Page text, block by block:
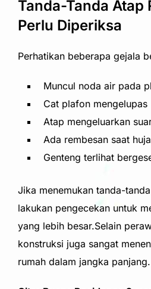
Tanda-Tanda Atap
Perlu Diperiksa
Perhatikan beberapa gejala
Muncul noda air pada
Cat plafon mengelupas
Atap mengeluarkan
Ada rembesan saat
Genteng terlihat
Jika menemukan tanda-
lakukan pengecekan untuk
yang lebih besar.Selain
konstruksi juga sangat
rumah dalam jangka panjang.